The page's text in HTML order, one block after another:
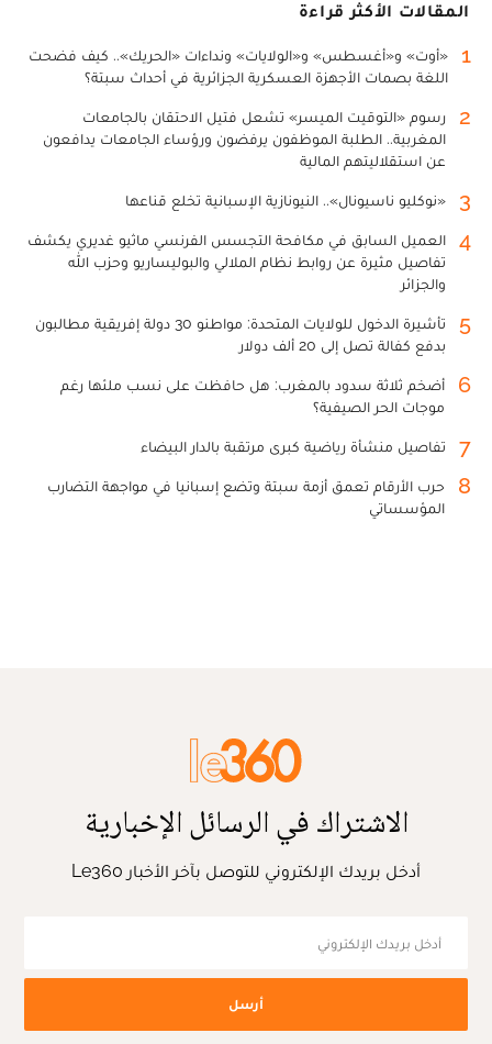
المقالات الأكثر قراءة
1
«أوت» و«أغسطس» و«الولايات» ونداءات «الحريك».. كيف فضحت
اللغة بصمات الأجهزة العسكرية الجزائرية في أحداث سبتة؟
2
رسوم «التوقيت الميسر» تشعل فتيل الاحتقان بالجامعات
المغربية.. الطلبة الموظفون يرفضون ورؤساء الجامعات يدافعون
عن استقلاليتهم المالية
3 «نوكليو ناسيونال».. النيونازية الإسبانية تخلع قناعها
4
العميل السابق في مكافحة التجسس الفرنسي ماثيو غديري يكشف
تفاصيل مثيرة عن روابط نظام الملالي والبوليساريو وحزب الله
والجزائر
5
تأشيرة الدخول للولايات المتحدة: مواطنو 30 دولة إفريقية مطالبون
بدفع كفالة تصل إلى 20 ألف دولار
6
أضخم ثلاثة سدود بالمغرب: هل حافظت على نسب ملئها رغم
موجات الحر الصيفية؟
7 تفاصيل منشأة رياضية كبرى مرتقبة بالدار البيضاء
8
حرب الأرقام تعمق أزمة سبتة وتضع إسبانيا في مواجهة التضارب
المؤسساتي
الاشتراك في الرسائل الإخبارية
أدخل بريدك الإلكتروني للتوصل بآخر الأخبار Le360
أرسل